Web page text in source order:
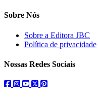
Sobre Nós
Sobre a Editora JBC
Política de privacidade
Nossas Redes Sociais
facebook
instagram
youtube
twitterpinterest